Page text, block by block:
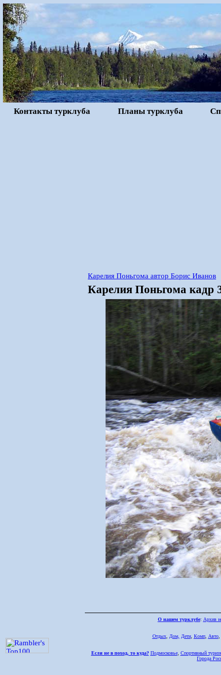
Контакты турклуба Планы турклуба
Карелия Поньгома автор Борис Иванов
Карелия Поньгома кадр
О нашем турклубе: Архив
Отдых, Дом, Дети, Комп, Авто,
Если не в поход, то куда? Подмосковье, Спортивный
Города